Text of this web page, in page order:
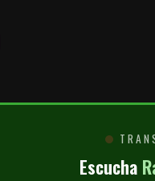
Escucha